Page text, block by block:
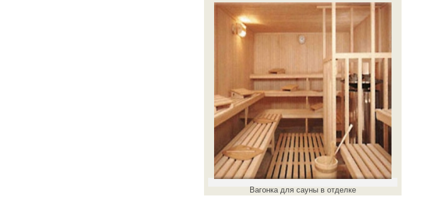
Вагонка для сауны в отделке